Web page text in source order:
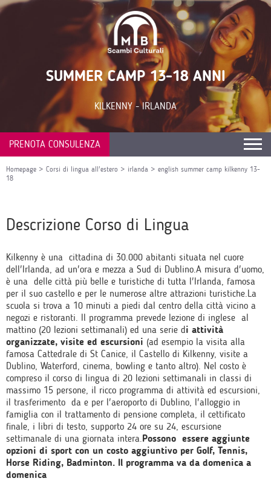
SUMMER CAMP 13-18 ANNI
KILKENNY - IRLANDA
PRENOTA CONSULENZA
Homepage > Corsi di lingua all'estero > irlanda > english summer camp kilkenny 13-
18
Descrizione Corso di Lingua
Kilkenny è una cittadina di 30.000 abitanti situata nel cuore
dell'Irlanda, ad un'ora e mezza a Sud di Dublino.A misura d'uomo,
è una delle città più belle e turistiche di tutta l'Irlanda, famosa
per il suo castello e per le numerose altre attrazioni turistiche.La
scuola si trova a 10 minuti a piedi dal centro della città vicino a
negozi e ristoranti. Il programma prevede lezione di inglese al
mattino (20 lezioni settimanali) ed una serie di attività
organizzate, visite ed escursioni (ad esempio la visita alla
famosa Cattedrale di St Canice, il Castello di Kilkenny, visite a
Dublino, Waterford, cinema, bowling e tanto altro). Nel costo è
compreso il corso di lingua di 20 lezioni settimanali in classi di
massimo 15 persone, il ricco programma di attività ed escursioni,
il trasferimento da e per l'aeroporto di Dublino, l'alloggio in
famiglia con il trattamento di pensione completa, il cettificato
finale, i libri di testo, supporto 24 ore su 24, escursione
settimanale di una giornata intera.Possono essere aggiunte
opzioni di sport con un costo aggiuntivo per Golf, Tennis,
Horse Riding, Badminton. Il programma va da domenica a
domenica